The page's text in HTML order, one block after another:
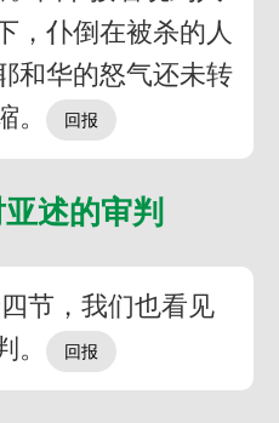
，仆倒在被杀的人
和华的怒气还未转
。
述的审判
节，我们也看见
。